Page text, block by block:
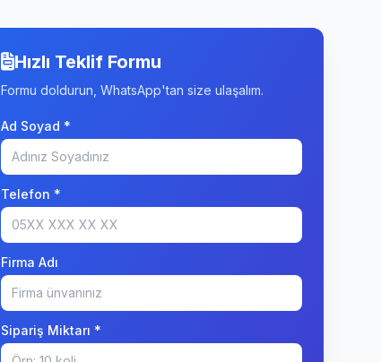
Hızlı Teklif Formu
Formu doldurun, WhatsApp'tan size ulaşalım.
Ad Soyad *
Telefon *
Firma Adı
Sipariş Miktarı *